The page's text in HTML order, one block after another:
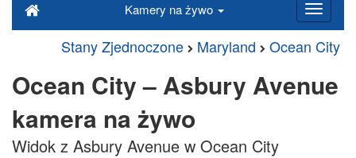
Kamery na żywo
Stany Zjednoczone Maryland Ocean City
Ocean City – Asbury Avenue
kamera na żywo
Widok z Asbury Avenue w Ocean City